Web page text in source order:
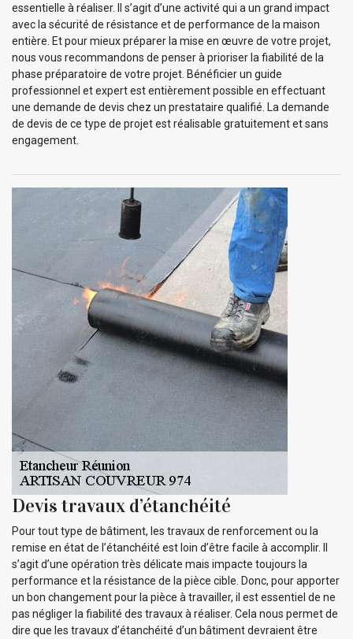
essentielle à réaliser. Il s’agit d’une activité qui a un grand impact
avec la sécurité de résistance et de performance de la maison
entière. Et pour mieux préparer la mise en œuvre de votre projet,
nous vous recommandons de penser à prioriser la fiabilité de la
phase préparatoire de votre projet. Bénéficier un guide
professionnel et expert est entièrement possible en effectuant
une demande de devis chez un prestataire qualifié. La demande
de devis de ce type de projet est réalisable gratuitement et sans
engagement.
Devis travaux d’étanchéité
Pour tout type de bâtiment, les travaux de renforcement ou la
remise en état de l’étanchéité est loin d’être facile à accomplir. Il
s’agit d’une opération très délicate mais impacte toujours la
performance et la résistance de la pièce cible. Donc, pour apporter
un bon changement pour la pièce à travailler, il est essentiel de ne
pas négliger la fiabilité des travaux à réaliser. Cela nous permet de
dire que les travaux d’étanchéité d’un bâtiment devraient être